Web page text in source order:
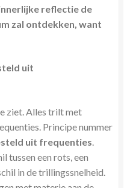
reflectie de
zal ontdekken, want
uit
ziet. Alles trilt met
Principe nummer
uit frequenties.
tussen een rots, een
in de trillingssnelheid.